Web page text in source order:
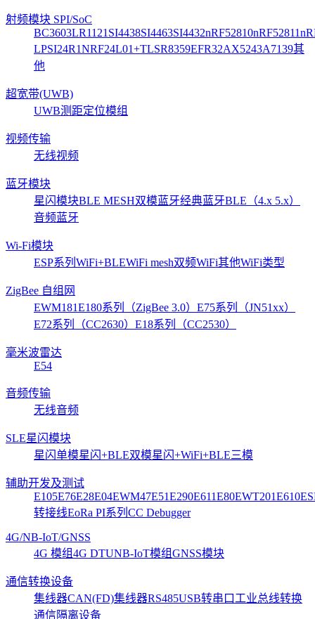
射频模块 SPI/SoC
BC3603LR1121 SI4438SI4463SI4432nRF52810nRF52811
LPSI24R1NRF24L01+TLSR8359EFR32AX5243A7139其
他
超宽带(UWB)
UWB测距定位模组
视频传输
无线视频
蓝牙模块
星闪模块BLE MESH双模蓝牙经典蓝牙BLE（4.x 5.x）
音频蓝牙
Wi-Fi模块
ESP系列 WiFi+BLEWiFi mesh双频WiFi其他WiFi类型
ZigBee 自组网
EWM181E180系列（ZigBee 3.0） E75系列（JN51xx）
E72系列（CC2630） E18系列（CC2530）
毫米波雷达
E54
音频传输
无线音频
SLE星闪模块
星闪单模星闪+BLE双模星闪+WiFi+BLE三模
辅助开发及测试
E105E76E28E04EWM47E51E290E611E80EWT201E610
转接线EoRa PI系列 CC Debugger
4G/NB-IoT/GNSS
4G 模组4G DTUNB-IoT模组GNSS模块
通信转换设备
集线器CAN(FD)集线器RS485USB转串口 工业总线转换
通信隔离设备